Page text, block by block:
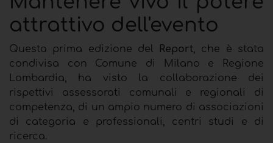
attrattivo dell'evento
Questa prima edizione del Report, che è stata
condivisa con Comune di Milano e Regione
Lombardia, ha visto la collaborazione dei
rispettivi assessorati comunali e regionali di
competenza, di un ampio numero di associazioni
di categoria e professionali, centri studi e di
ricerca.